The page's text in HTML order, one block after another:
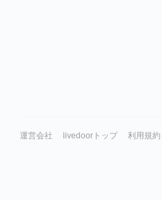
運営会社 livedoorトップ 利用規約